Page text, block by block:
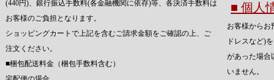
(440円)、銀行振込手数料(各金融機関に依存)等、各決済手数料は
お客様のご負担となります。
ショッピングカートで上記を含むご請求金額をご確認の上、ご
注文ください。
■梱包配送料金（梱包手数料含む）
■ 個人
お客様からお
ドレスなど)
があった場合
いません。